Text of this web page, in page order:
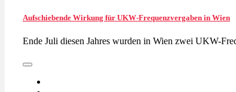
Aufschiebende Wirkung für UKW-Frequenzvergaben in Wien
Ende Juli diesen Jahres wurden in Wien zwei UKW-